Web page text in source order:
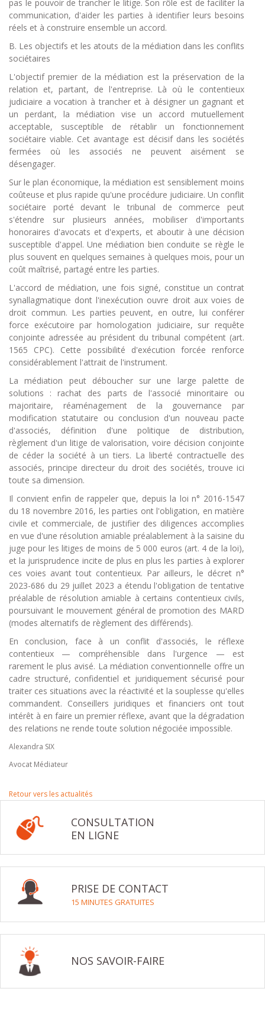
pas le pouvoir de trancher le litige. Son rôle est de faciliter la
communication, d'aider les parties à identifier leurs besoins
réels et à construire ensemble un accord.
B. Les objectifs et les atouts de la médiation dans les conflits
sociétaires
L'objectif premier de la médiation est la préservation de la
relation et, partant, de l'entreprise. Là où le contentieux
judiciaire a vocation à trancher et à désigner un gagnant et
un perdant, la médiation vise un accord mutuellement
acceptable, susceptible de rétablir un fonctionnement
sociétaire viable. Cet avantage est décisif dans les sociétés
fermées où les associés ne peuvent aisément se
désengager.
Sur le plan économique, la médiation est sensiblement moins
coûteuse et plus rapide qu'une procédure judiciaire. Un conflit
sociétaire porté devant le tribunal de commerce peut
s'étendre sur plusieurs années, mobiliser d'importants
honoraires d'avocats et d'experts, et aboutir à une décision
susceptible d'appel. Une médiation bien conduite se règle le
plus souvent en quelques semaines à quelques mois, pour un
coût maîtrisé, partagé entre les parties.
L'accord de médiation, une fois signé, constitue un contrat
synallagmatique dont l'inexécution ouvre droit aux voies de
droit commun. Les parties peuvent, en outre, lui conférer
force exécutoire par homologation judiciaire, sur requête
conjointe adressée au président du tribunal compétent (art.
1565 CPC). Cette possibilité d'exécution forcée renforce
considérablement l'attrait de l'instrument.
La médiation peut déboucher sur une large palette de
solutions : rachat des parts de l'associé minoritaire ou
majoritaire, réaménagement de la gouvernance par
modification statutaire ou conclusion d'un nouveau pacte
d'associés, définition d'une politique de distribution,
règlement d'un litige de valorisation, voire décision conjointe
de céder la société à un tiers. La liberté contractuelle des
associés, principe directeur du droit des sociétés, trouve ici
toute sa dimension.
Il convient enfin de rappeler que, depuis la loi n° 2016-1547
du 18 novembre 2016, les parties ont l'obligation, en matière
civile et commerciale, de justifier des diligences accomplies
en vue d'une résolution amiable préalablement à la saisine du
juge pour les litiges de moins de 5 000 euros (art. 4 de la loi),
et la jurisprudence incite de plus en plus les parties à explorer
ces voies avant tout contentieux. Par ailleurs, le décret n°
2023-686 du 29 juillet 2023 a étendu l'obligation de tentative
préalable de résolution amiable à certains contentieux civils,
poursuivant le mouvement général de promotion des MARD
(modes alternatifs de règlement des différends).
En conclusion, face à un conflit d'associés, le réflexe
contentieux — compréhensible dans l'urgence — est
rarement le plus avisé. La médiation conventionnelle offre un
cadre structuré, confidentiel et juridiquement sécurisé pour
traiter ces situations avec la réactivité et la souplesse qu'elles
commandent. Conseillers juridiques et financiers ont tout
intérêt à en faire un premier réflexe, avant que la dégradation
des relations ne rende toute solution négociée impossible.
Alexandra SIX
Avocat Médiateur
Retour vers les actualités
CONSULTATION
EN LIGNE
PRISE DE CONTACT
15 MINUTES GRATUITES
NOS SAVOIR-FAIRE